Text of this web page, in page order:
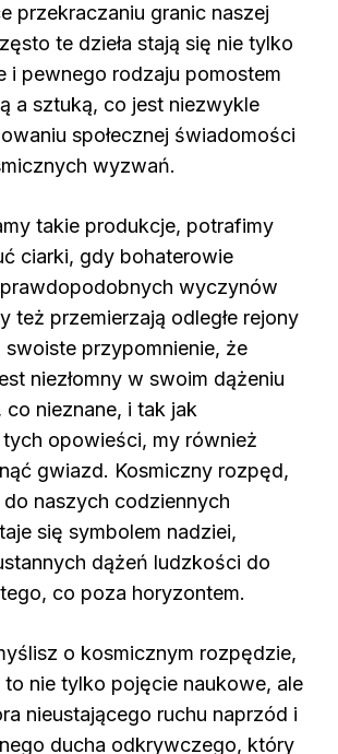
przekraczaniu granic naszej
te dzieła stają się nie tylko
i pewnego rodzaju pomostem
a sztuką, co jest niezwykle
społecznej świadomości
wyzwań.
takie produkcje, potrafimy
ciarki, gdy bohaterowie
wyczynów
też przemierzają odległe rejony
swoiste przypomnienie, że
niezłomny w swoim dążeniu
co nieznane, i tak jak
opowieści, my również
gwiazd. Kosmiczny rozpęd,
naszych codziennych
się symbolem nadziei,
dążeń ludzkości do
co poza horyzontem.
o kosmicznym rozpędzie,
to nie tylko pojęcie naukowe, ale
nieustającego ruchu naprzód i
ducha odkrywczego, który